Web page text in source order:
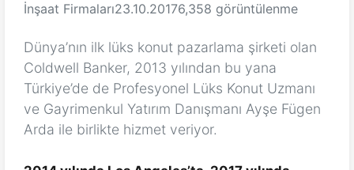
İnşaat Firmaları23.10.20176,358 görüntülenme
Dünya’nın ilk lüks konut pazarlama şirketi olan
Coldwell Banker, 2013 yılından bu yana
Türkiye’de de Profesyonel Lüks Konut Uzmanı
ve Gayrimenkul Yatırım Danışmanı Ayşe Fügen
Arda ile birlikte hizmet veriyor.